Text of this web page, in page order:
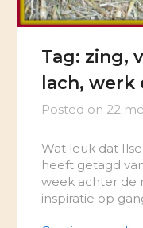
Tag: zing,
lach,
Posted on 22
Wat leuk dat Ilse
heeft getagd
week achter de
inspiratie op